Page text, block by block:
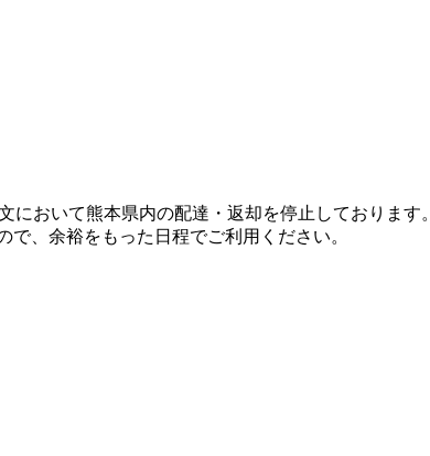
おいて熊本県内の配達・返却を停止しております。
、余裕をもった日程でご利用ください。